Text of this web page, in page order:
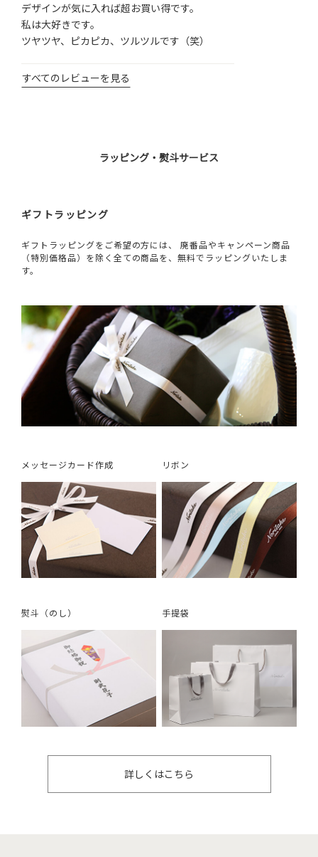
デザインが気に入れば超お買い得です。
私は大好きです。
ツヤツヤ、ピカピカ、ツルツルです（笑）
すべてのレビューを見る
ラッピング・熨斗サービス
ギフトラッピング
ギフトラッピングをご希望の方には、 廃番品やキャンペーン商品
（特別価格品）を除く全ての商品を、無料でラッピングいたしま
す。
メッセージカード作成 リボン
熨斗（のし） 手提袋
詳しくはこちら